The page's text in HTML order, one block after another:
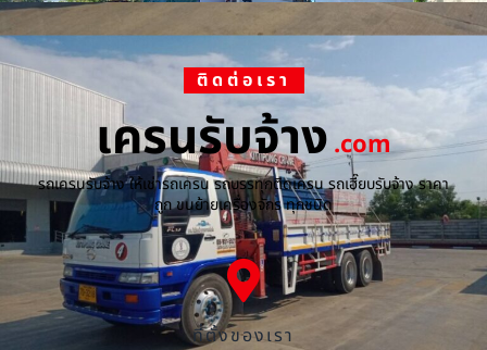
ติดต่อเรา
เครนรับจ้าง.com
รถเครนรับจ้าง ให้เช่ารถเครน รถบรรทุกติดเครน รถเฮี๊ยบรับจ้าง ราคา
ถูก ขนย้ายเครื่องจักร ทุกชนิด
ที่ตั้งของเรา